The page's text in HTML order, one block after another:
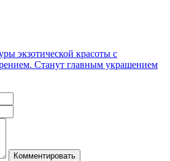
экзотической красоты с
Станут главным украшением
Комментировать